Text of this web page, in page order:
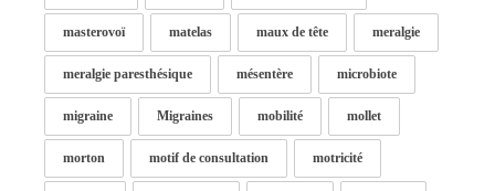
masterovoï matelas maux de tête meralgie
meralgie paresthésique mésentère microbiote
migraine Migraines mobilité mollet
morton motif de consultation motricité